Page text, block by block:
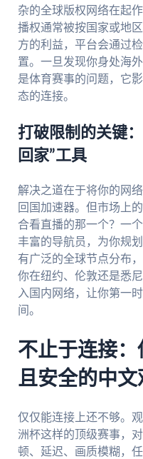
杂的全球版权网络在起
播权通常被按国家或地
方的利益，平台会通过
置。一旦发现你身处海
是体育赛事的问题，它
态的连接。
打破限制的关键
回家”工具
解决之道在于将你的网
回国加速器。但市场上
合看直播的那一个？一
丰富的导航员，为你规
有广泛的全球节点分布
你在纽约、伦敦还是悉
入国内网络，让你第一
间。
不止于连接
且安全的中文
仅仅能连接上还不够。
洲杯这样的顶级赛事，
顿、延迟、画质模糊，